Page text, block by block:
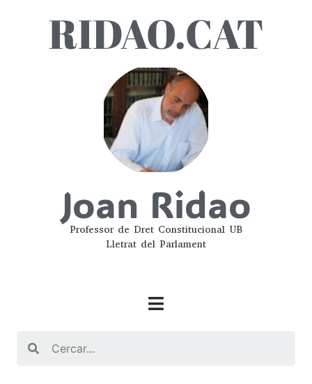
RIDAO.CAT
Joan Ridao
Professor de Dret Constitucional UB
Lletrat del Parlament